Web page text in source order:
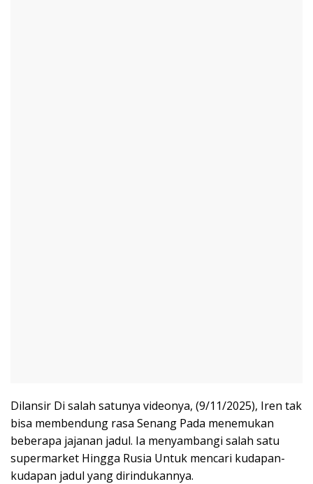
Dilansir Di salah satunya videonya, (9/11/2025), Iren tak
bisa membendung rasa Senang Pada menemukan
beberapa jajanan jadul. Ia menyambangi salah satu
supermarket Hingga Rusia Untuk mencari kudapan-
kudapan jadul yang dirindukannya.